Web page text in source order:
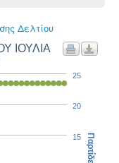
Δελτίου
ΙΟΥΛΙΑ
15
20
25
Παρτίδες